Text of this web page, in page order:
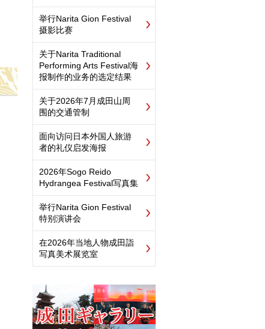
举行Narita Gion Festival
摄影比赛
关于Narita Traditional
Performing Arts Festival海
报制作的业务的选定结果
关于2026年7月成田山周
围的交通管制
面向访问日本外国人旅游
者的礼仪启发海报
2026年Sogo Reido
Hydrangea Festival写真集
举行Narita Gion Festival
特别演讲会
在2026年当地人物成田詣
写真美术展览室